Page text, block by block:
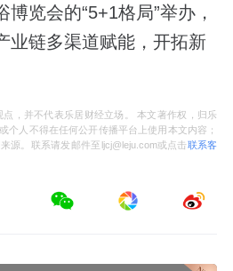
览会的“5+1格局”举办，
业链多渠道赋能，开拓新
，并不代表乐居财经立场。 本文著作权，归乐
个人不得在任何公开传播平台上使用本文内容；
源。联系请发邮件至ljcj@leju.com或点击联系客